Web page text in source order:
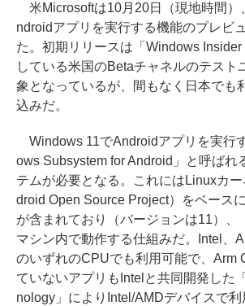
米Microsoftは10月20日（現地時間）
ndroidアプリを実行する機能のプレビ
た。初期リリースは「Windows Insider
している米国のBetaチャネルのテスト
象となっているが、間もなく日本でも
込みだ。
Windows 11でAndroidアプリを実行
ows Subsystem for Android」と呼ばれ
テムが必要となる。これにはLinuxカ
droid Open Source Project）をベース
が含まれており（バージョンは11）、
マシン内で動作する仕組みだ。Intel、
のいずれのCPUでも利用可能で、Arm
ていないアプリもIntelと共同開発した
nology」によりIntel/AMDデバイスで